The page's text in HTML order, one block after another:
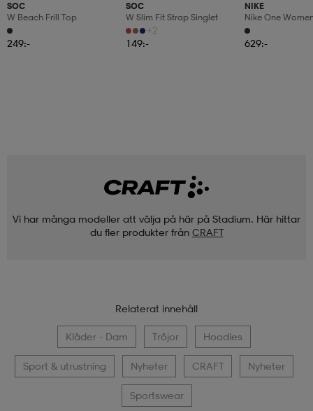
SOC
W Beach Frill Top
249:-
SOC
W Slim Fit Strap Singlet
+2
149:-
NIKE
Nike One
Waisted 7/8 L
629:-
Vi har många modeller att välja på här på Stadium. Här hittar
du fler produkter från CRAFT
Relaterat innehåll
Kläder - Dam Tröjor Hoodies
Sport & utrustning Nyheter CRAFT Nyheter
Sportswear